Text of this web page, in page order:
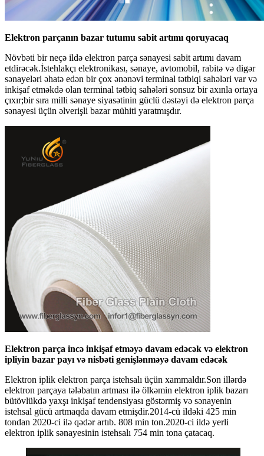
Elektron parçanın bazar tutumu sabit artımı qoruyacaq
Növbəti bir neçə ildə elektron parça sənayesi sabit artımı davam
etdirəcək.İstehlakçı elektronikası, sənaye, avtomobil, rabitə və digər
sənayeləri əhatə edən bir çox ənənəvi terminal tətbiqi sahələri var və
inkişaf etməkdə olan terminal tətbiq sahələri sonsuz bir axınla ortaya
çıxır;bir sıra milli sənaye siyasətinin güclü dəstəyi də elektron parça
sənayesi üçün əlverişli bazar mühiti yaratmışdır.
Elektron parça incə inkişaf etməyə davam edəcək və elektron
ipliyin bazar payı və nisbəti genişlənməyə davam edəcək
Elektron iplik elektron parça istehsalı üçün xammaldır.Son illərdə
elektron parçaya tələbatın artması ilə ölkəmin elektron iplik bazarı
bütövlükdə yaxşı inkişaf tendensiyası göstərmiş və sənayenin
istehsal gücü artmaqda davam etmişdir.2014-cü ildəki 425 min
tondan 2020-ci ilə qədər artıb. 808 min ton.2020-ci ildə yerli
elektron iplik sənayesinin istehsalı 754 min tona çatacaq.